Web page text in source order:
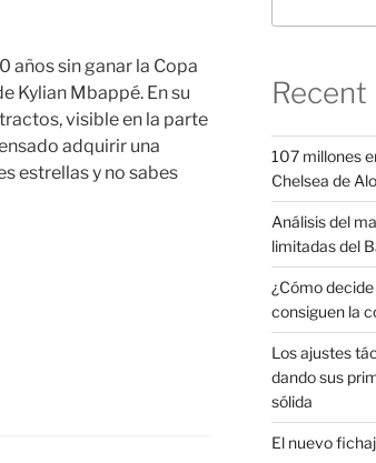
años sin ganar la Copa
Kylian Mbappé. En su
visible en la parte
adquirir una
estrellas y no sabes
Recent
107 millones
Chelsea de
Análisis del
limitadas del
¿Cómo
consiguen la
Los ajustes
dando sus
sólida
El nuevo